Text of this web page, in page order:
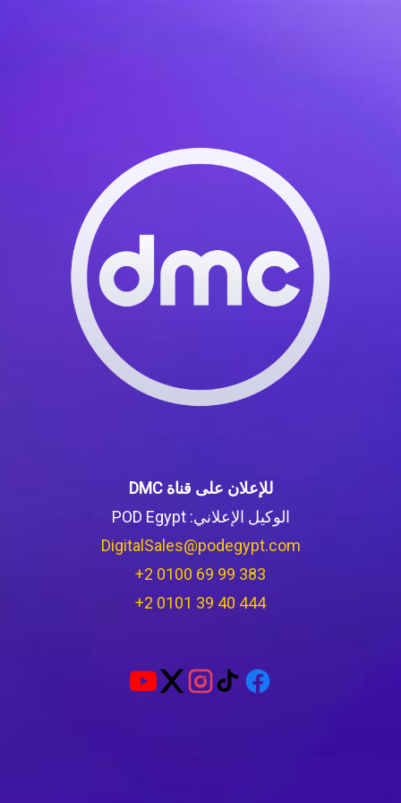
للإعلان على قناة DMC
الوكيل الإعلاني: POD Egypt
DigitalSales@podegypt.com
‪+2 0100 69 99 383‬
‪+2 0101 39 40 444‬